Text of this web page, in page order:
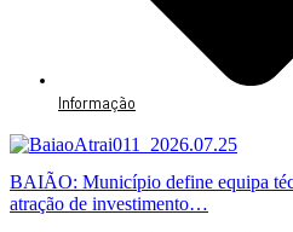
Informação
BAIÃO: Município define equipa
atração de investimento…